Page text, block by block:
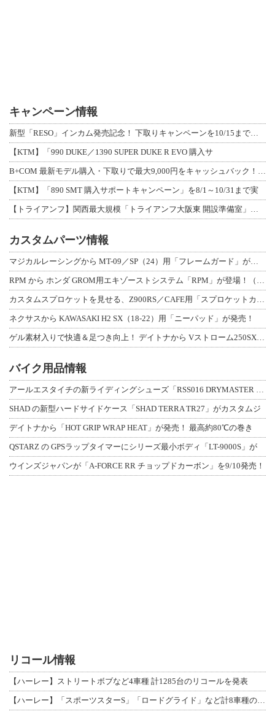
キャンペーン情報
新型「RESO」インカム発売記念！ 下取りキャンペーンを10/15まで延長して開
【KTM】「990 DUKE／1390 SUPER DUKE R EVO 購入サ
B+COM 最新モデル購入・下取りで最大9,000円をキャッシュバック！「B+F
【KTM】「890 SMT 購入サポートキャンペーン」を8/1～10/31まで実
【トライアンフ】関西最大規模「トライアンフ大阪東 開設準備室」がオープン！ 限定
カスタムパーツ情報
マジカルレーシングから MT-09／SP（24）用「フレームガード」が登場！
RPM から ホンダ GROM用エキゾーストシステム「RPM」が登場！（動画あり
カスタムスプロケットを見せる、Z900RS／CAFE用「スプロケットカバーフルキ
ネクサスから KAWASAKI H2 SX（18-22）用「ニーパッド」が発売！
ゲル素材入りで快適＆足つき向上！ デイトナから Vストローム250SX用「快適ロ
バイク用品情報
アールエスタイチの新ライディングシューズ「RSS016 DRYMASTER スト
SHAD の新型ハードサイドケース「SHAD TERRA TR27」がカスタムジ
デイトナから「HOT GRIP WRAP HEAT」が発売！ 最高約80℃の巻き
QSTARZ の GPSラップタイマーにシリーズ最小ボディ「LT-9000S」が
ウインズジャパンが「A-FORCE RR チョップドカーボン」を9/10発売！
リコール情報
【ハーレー】ストリートボブなど4車種 計1285台のリコールを発表
【ハーレー】「スポーツスターS」「ロードグライド」など計8車種のリコールを発表